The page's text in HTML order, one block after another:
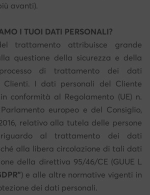
avanti).
I TUOI DATI PERSONALI?
trattamento attribuisce grande
questione della sicurezza e della
di trattamento dei dati
Clienti. I dati personali del Cliente
conformità al Regolamento (UE) n.
europeo e del Consiglio,
relativo alla tutela delle persone
al trattamento dei dati
alla libera circolazione di tali dati
della direttiva 95/46/CE (GUUE L
) e alle altre normative vigenti in
dei dati personali.